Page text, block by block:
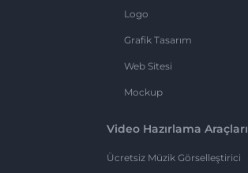
Logo
Grafik Tasarım
Web Sitesi
Mockup
Video Hazırlama Araçları
Ücretsiz Müzik Görselleştirici